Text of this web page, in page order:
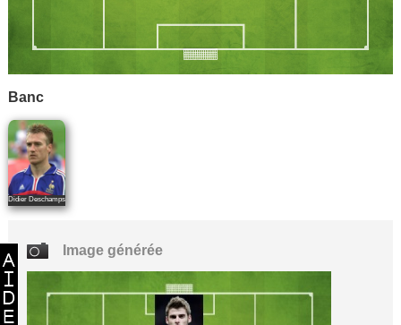
Banc
Didier Deschamps
Image générée